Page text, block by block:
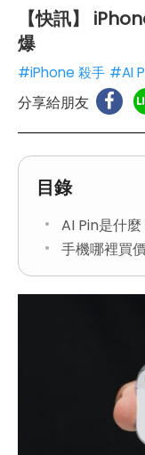
【快訊】
爆
#iPhone 殺手 #AI
分享給朋友
目錄
AI Pin是什麼
手機哪裡買